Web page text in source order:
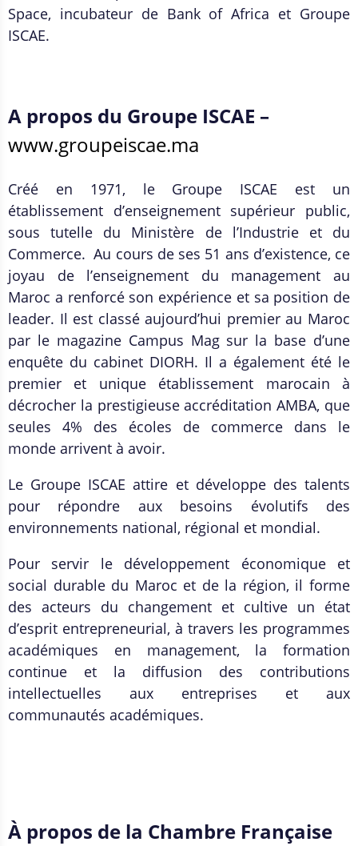
Space, incubateur de Bank of Africa et Groupe
ISCAE.
A propos du Groupe ISCAE –
www.groupeiscae.ma
Créé en 1971, le Groupe ISCAE est un
établissement d’enseignement supérieur public,
sous tutelle du Ministère de l’Industrie et du
Commerce. Au cours de ses 51 ans d’existence, ce
joyau de l’enseignement du management au
Maroc a renforcé son expérience et sa position de
leader. Il est classé aujourd’hui premier au Maroc
par le magazine Campus Mag sur la base d’une
enquête du cabinet DIORH. Il a également été le
premier et unique établissement marocain à
décrocher la prestigieuse accréditation AMBA, que
seules 4% des écoles de commerce dans le
monde arrivent à avoir.
Le Groupe ISCAE attire et développe des talents
pour répondre aux besoins évolutifs des
environnements national, régional et mondial.
Pour servir le développement économique et
social durable du Maroc et de la région, il forme
des acteurs du changement et cultive un état
d’esprit entrepreneurial, à travers les programmes
académiques en management, la formation
continue et la diffusion des contributions
intellectuelles aux entreprises et aux
communautés académiques.
À propos de la Chambre Française